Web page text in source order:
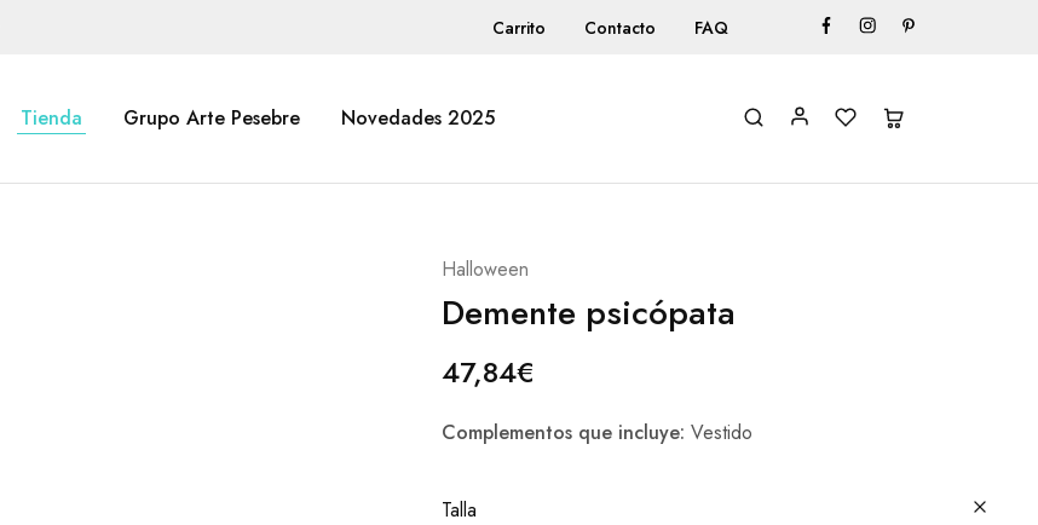
Carrito Contacto FAQ
Tienda Grupo Arte Pesebre Novedades 2025
Halloween
Demente psicópata
47,84€
Complementos que incluye: Vestido
Talla